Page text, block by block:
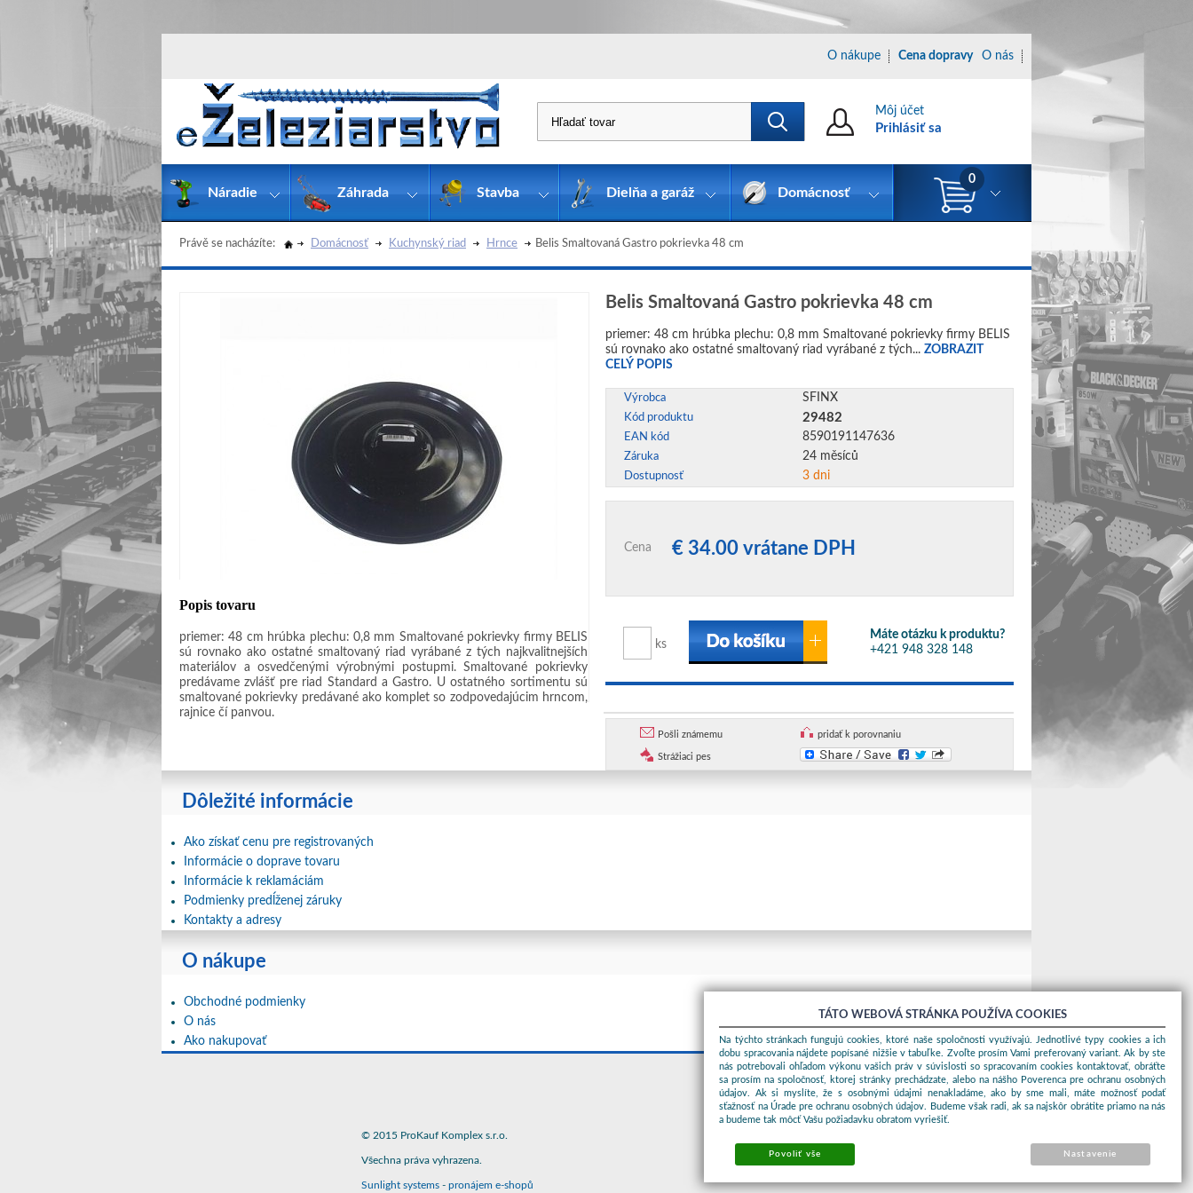
Právě se nacházíte: Domácnosť Kuchynský riad Hrnce Belis Smaltovaná Gastro pokrievka 48 cm
Belis Smaltovaná Gastro pokrievka 48 cm
priemer: 48 cm hrúbka plechu: 0,8 mm Smaltované pokrievky firmy BELIS
sú rovnako ako ostatné smaltovaný riad vyrábané z tých... ZOBRAZIT
CELÝ POPIS
Výrobca SFINX
Kód produktu 29482
EAN kód 8590191147636
Záruka 24 měsíců
Dostupnosť 3 dni
Cena € 34.00 vrátane DPH
ks
Máte otázku k produktu?
+421 948 328 148
Popis tovaru
priemer: 48 cm hrúbka plechu: 0,8 mm Smaltované pokrievky firmy BELIS
sú rovnako ako ostatné smaltovaný riad vyrábané z tých najkvalitnejších
materiálov a osvedčenými výrobnými postupmi. Smaltované pokrievky
predávame zvlášť pre riad Standard a Gastro. U ostatného sortimentu sú
smaltované pokrievky predávané ako komplet so zodpovedajúcim hrncom,
rajnice čí panvou.
Pošli známemu pridať k porovnaniu
Strážiaci pes
Dôležité informácie
Ako získať cenu pre registrovaných
Informácie o doprave tovaru
Informácie k reklamáciám
Podmienky predĺženej záruky
Kontakty a adresy
O nákupe
Obchodné podmienky
O nás
Ako nakupovať
Môj účet
Prihlásiť sa
O nákupe Cena dopravy O nás
Náradie Záhrada Stavba Dielňa a garáž Domácnosť
0
© 2015 ProKauf Komplex s.r.o.
Všechna práva vyhrazena.
Sunlight systems - pronájem e-shopů
TÁTO WEBOVÁ STRÁNKA POUŽÍVA COOKIES
Na týchto stránkach fungujú cookies, ktoré naše spoločnosti využívajú. Jednotlivé typy cookies a ich
dobu spracovania nájdete popísané nižšie v tabuľke. Zvoľte prosím Vami preferovaný variant. Ak by ste
nás potrebovali ohľadom výkonu vašich práv v súvislosti so spracovaním cookies kontaktovať, obráťte
sa prosím na spoločnosť, ktorej stránky prechádzate, alebo na nášho Poverenca pre ochranu osobných
údajov. Ak si myslíte, že s osobnými údajmi nenakladáme, ako by sme mali, máte možnosť podať
sťažnosť na Úrade pre ochranu osobných údajov. Budeme však radi, ak sa najskôr obrátite priamo na nás
a budeme tak môcť Vašu požiadavku obratom vyriešiť.
Povoliť vše Nastavenie